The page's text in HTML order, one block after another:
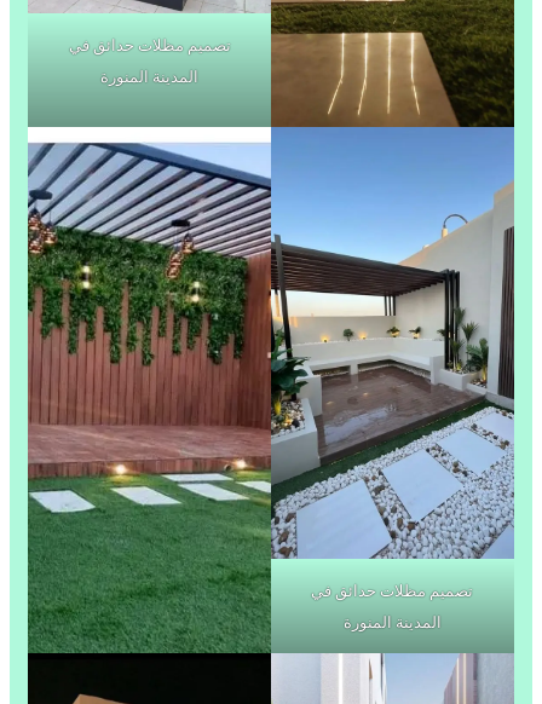
تصميم مظلات حدائق في
المدينة المنورة
تصميم مظلات حدائق في
المدينة المنورة